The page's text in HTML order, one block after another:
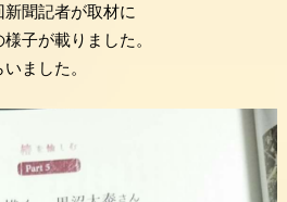
聞記者が取材に
子が載りました。
ました。